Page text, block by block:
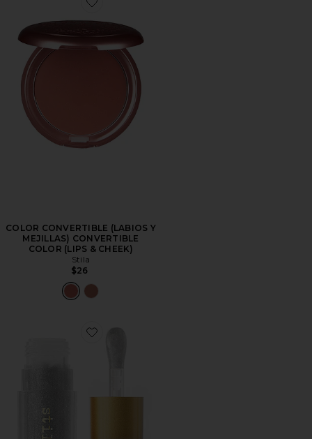
Favorite COLOR CONVERTIBLE (LABIOS Y
COLOR CONVERTIBLE (LABIOS Y
MEJILLAS) CONVERTIBLE
COLOR (LIPS & CHEEK)
Stila
$26
Favorite ACEITE LABIAL GEL ROCÍO DEL CIELO